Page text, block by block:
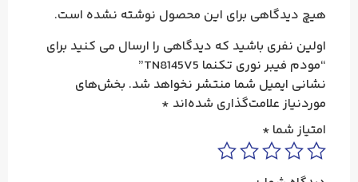
هیچ دیدگاهی برای این محصول نوشته نشده است.
اولین نفری باشید که دیدگاهی را ارسال می کنید برای
“مودم فیبر نوری تکنما TN8145V5”
نشانی ایمیل شما منتشر نخواهد شد. بخش‌های
موردنیاز علامت‌گذاری شده‌اند *
امتیاز شما *